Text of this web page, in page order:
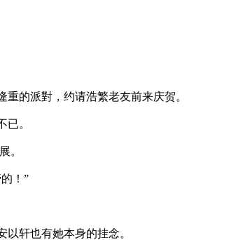
的派對，约请浩繁老友前来庆贺。
。
。
！”
轩也有她本身的挂念。